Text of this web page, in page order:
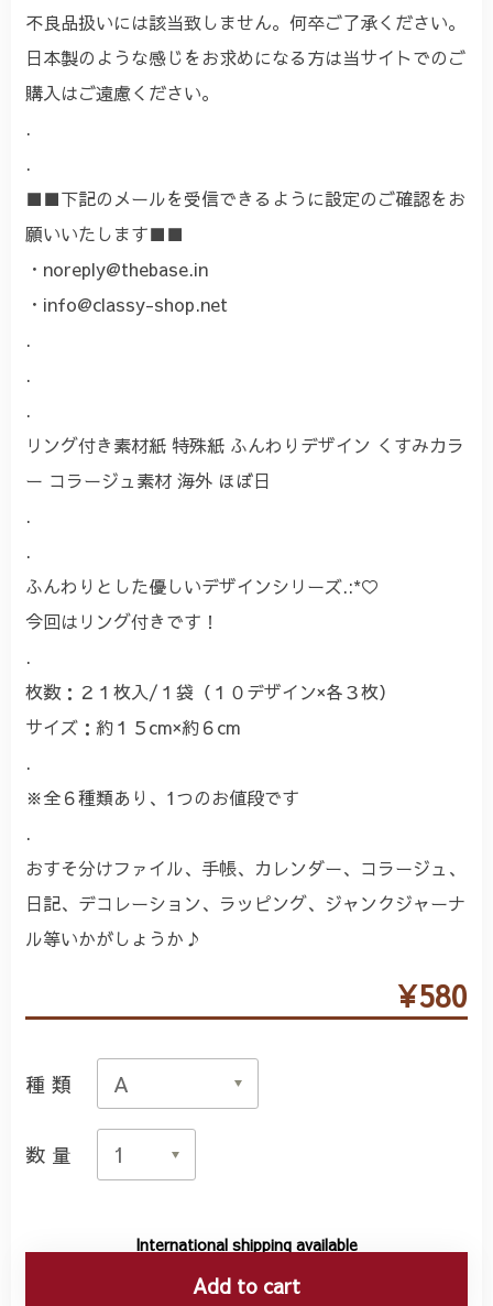
不良品扱いには該当致しません。何卒ご了承ください。
日本製のような感じをお求めになる方は当サイトでのご
購入はご遠慮ください。
.
.
■■下記のメールを受信できるように設定のご確認をお
願いいたします■■
・ noreply@thebase.in
・ info@classy-shop.net
.
.
.
リング付き素材紙 特殊紙 ふんわりデザイン くすみカラ
ー コラージュ素材 海外 ほぼ日
.
.
ふんわりとした優しいデザインシリーズ.:*♡
今回はリング付きです！
.
枚数：２１枚入/１袋（１０デザイン×各３枚）
サイズ：約１５cm×約６cm
.
※全６種類あり、1つのお値段です
.
おすそ分けファイル、手帳、カレンダー、コラージュ、
日記、デコレーション、ラッピング、ジャンクジャーナ
ル等いかがしょうか♪
¥580
種類
数量
International shipping available
Add to cart